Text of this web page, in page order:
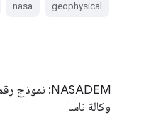
geophysical
nasa
وكالة ناسا